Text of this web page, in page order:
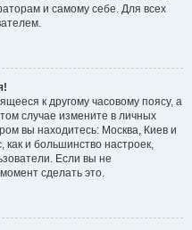
и самому себе. Для всех
к другому часовому поясу, а
случае измените в личных
вы находитесь: Москва, Киев и
как и большинство настроек,
Если вы не
сделать это.